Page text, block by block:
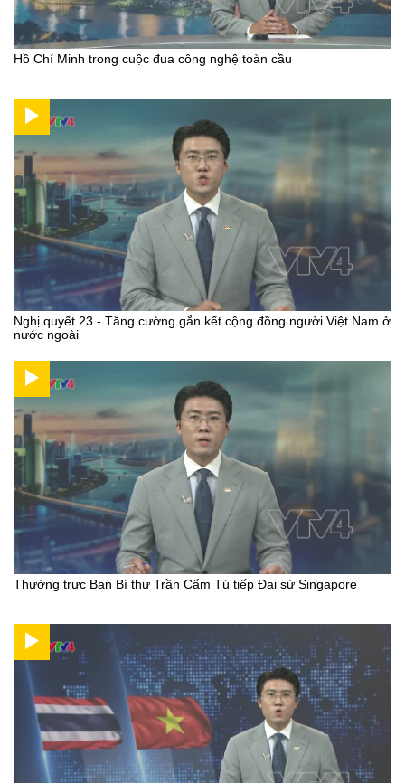
Hồ Chí Minh trong cuộc đua công nghệ toàn cầu
Nghị quyết 23 - Tăng cường gắn kết cộng đồng người Việt Nam ở
nước ngoài
Thường trực Ban Bí thư Trần Cẩm Tú tiếp Đại sứ Singapore